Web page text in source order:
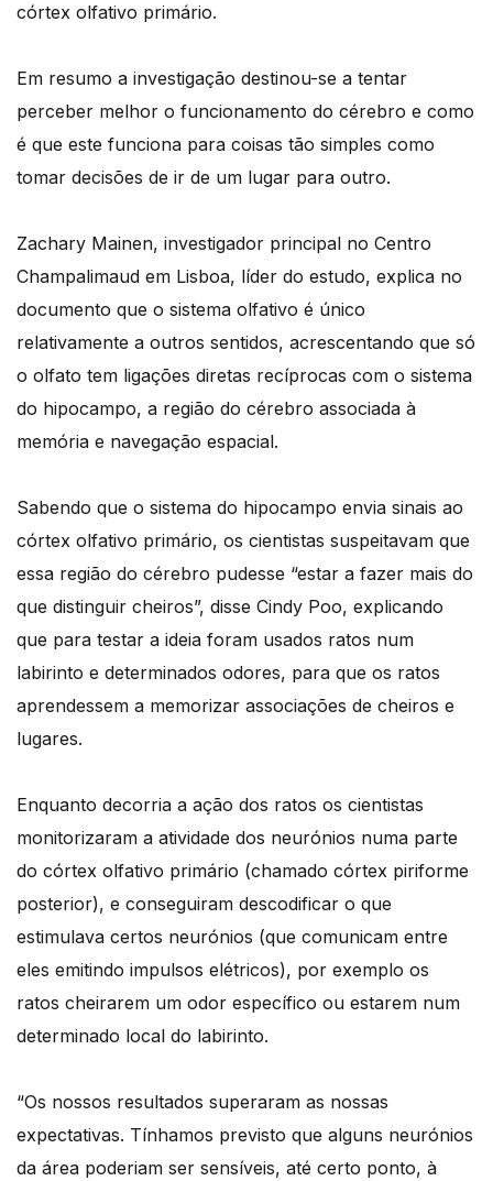
córtex olfativo primário.
Em resumo a investigação destinou-se a tentar
perceber melhor o funcionamento do cérebro e como
é que este funciona para coisas tão simples como
tomar decisões de ir de um lugar para outro.
Zachary Mainen, investigador principal no Centro
Champalimaud em Lisboa, líder do estudo, explica no
documento que o sistema olfativo é único
relativamente a outros sentidos, acrescentando que só
o olfato tem ligações diretas recíprocas com o sistema
do hipocampo, a região do cérebro associada à
memória e navegação espacial.
Sabendo que o sistema do hipocampo envia sinais ao
córtex olfativo primário, os cientistas suspeitavam que
essa região do cérebro pudesse “estar a fazer mais do
que distinguir cheiros”, disse Cindy Poo, explicando
que para testar a ideia foram usados ratos num
labirinto e determinados odores, para que os ratos
aprendessem a memorizar associações de cheiros e
lugares.
Enquanto decorria a ação dos ratos os cientistas
monitorizaram a atividade dos neurónios numa parte
do córtex olfativo primário (chamado córtex piriforme
posterior), e conseguiram descodificar o que
estimulava certos neurónios (que comunicam entre
eles emitindo impulsos elétricos), por exemplo os
ratos cheirarem um odor específico ou estarem num
determinado local do labirinto.
“Os nossos resultados superaram as nossas
expectativas. Tínhamos previsto que alguns neurónios
da área poderiam ser sensíveis, até certo ponto, à